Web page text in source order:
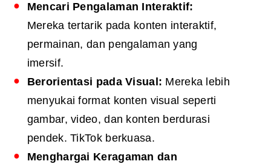
Mencari Pengalaman Interaktif:
Mereka tertarik pada konten interaktif,
permainan, dan pengalaman yang
imersif.
Berorientasi pada Visual: Mereka lebih
menyukai format konten visual seperti
gambar, video, dan konten berdurasi
pendek. TikTok berkuasa.
Menghargai Keragaman dan